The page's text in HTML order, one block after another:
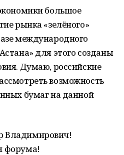
большое
рынка «зелёного»
международного
для этого созданы
Думаю, российские
возможность
бумаг на данной
Владимирович!
форума!